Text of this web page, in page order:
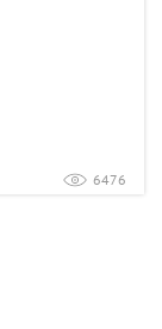
6476